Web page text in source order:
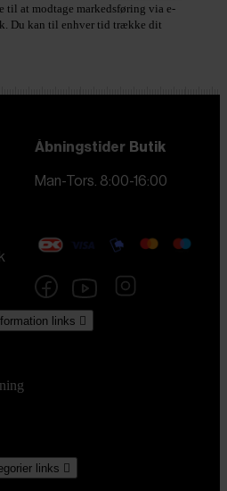
til at modtage markedsføring via e-
Du kan til enhver tid trække dit
Åbningstider Butik
Man-Tors. 8:00-16:00
links 
links 